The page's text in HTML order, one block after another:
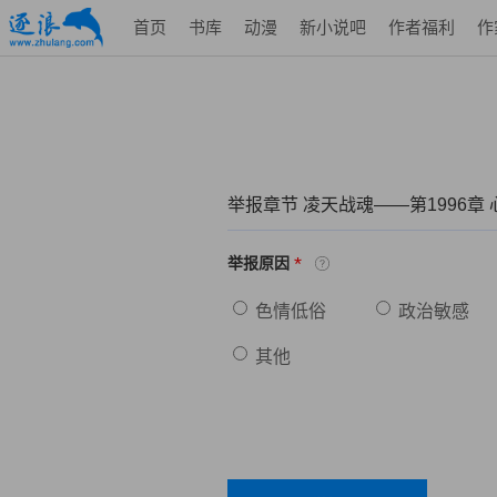
首页 书库 动漫 新小说吧 作者福利 作
举报章节 凌天战魂——第1996章
举报原因 *
色情低俗 政治敏感
其他